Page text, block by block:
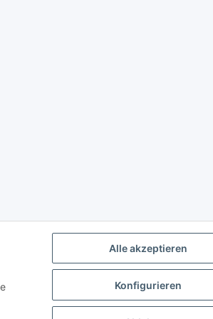
Alle akzeptieren
Konfigurieren